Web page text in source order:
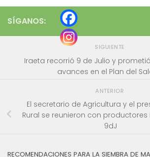
SÍGANOS:
SIGUIENTE
Iraeta recorrió 9 de Julio y
avances en el Plan del
ANTERIOR
El secretario de Agricultura y el
Rural se reunieron con
9dJ
RECOMENDACIONES PARA LA SIEMBRA DE